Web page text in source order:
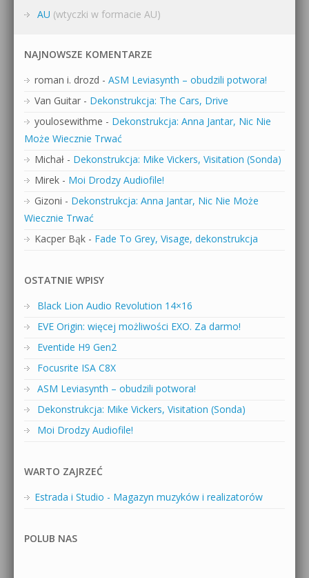
AU (wtyczki w formacie AU)
NAJNOWSZE KOMENTARZE
roman i. drozd - ASM Leviasynth – obudzili potwora!
Van Guitar - Dekonstrukcja: The Cars, Drive
youlosewithme - Dekonstrukcja: Anna Jantar, Nic Nie
Może Wiecznie Trwać
Michał - Dekonstrukcja: Mike Vickers, Visitation (Sonda)
Mirek - Moi Drodzy Audiofile!
Gizoni - Dekonstrukcja: Anna Jantar, Nic Nie Może
Wiecznie Trwać
Kacper Bąk - Fade To Grey, Visage, dekonstrukcja
OSTATNIE WPISY
Black Lion Audio Revolution 14×16
EVE Origin: więcej możliwości EXO. Za darmo!
Eventide H9 Gen2
Focusrite ISA C8X
ASM Leviasynth – obudzili potwora!
Dekonstrukcja: Mike Vickers, Visitation (Sonda)
Moi Drodzy Audiofile!
WARTO ZAJRZEĆ
Estrada i Studio - Magazyn muzyków i realizatorów
POLUB NAS